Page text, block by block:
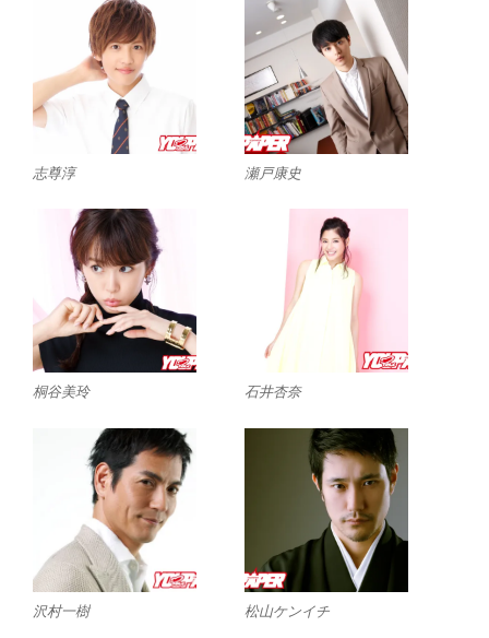
志尊淳 瀬戸康史
桐谷美玲 石井杏奈
沢村一樹 松山ケンイチ